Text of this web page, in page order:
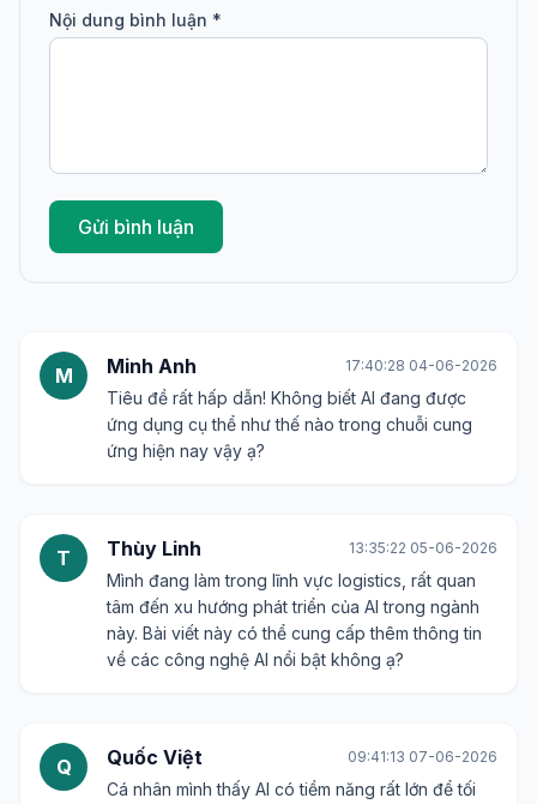
Nội dung bình luận *
Gửi bình luận
M Minh Anh 17:40:28 04-06-2026
Tiêu đề rất hấp dẫn! Không biết AI đang được
ứng dụng cụ thể như thế nào trong chuỗi cung
ứng hiện nay vậy ạ?
T Thùy Linh 13:35:22 05-06-2026
Mình đang làm trong lĩnh vực logistics, rất quan
tâm đến xu hướng phát triển của AI trong ngành
này. Bài viết này có thể cung cấp thêm thông tin
về các công nghệ AI nổi bật không ạ?
Q Quốc Việt 09:41:13 07-06-2026
Cá nhân mình thấy AI có tiềm năng rất lớn để tối